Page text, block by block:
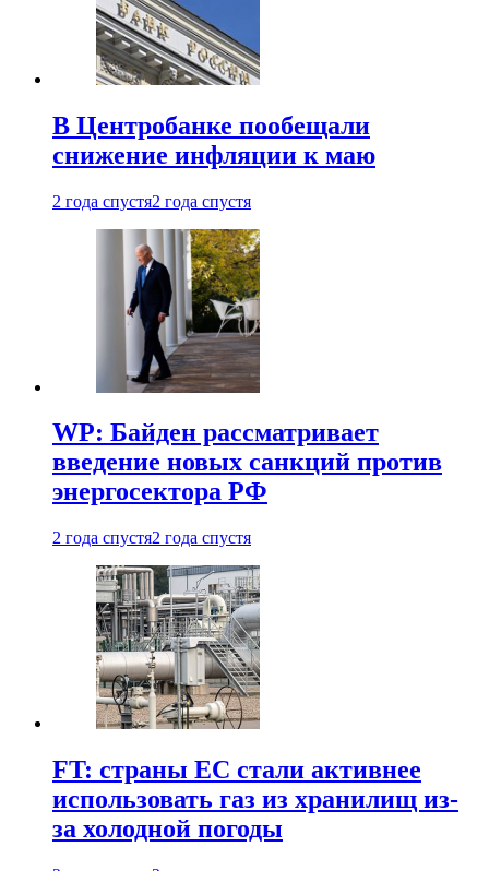
В Центробанке пообещали
снижение инфляции к маю
2 года спустя2 года спустя
WP: Байден рассматривает
введение новых санкций против
энергосектора РФ
2 года спустя2 года спустя
FT: страны ЕС стали активнее
использовать газ из хранилищ из-
за холодной погоды